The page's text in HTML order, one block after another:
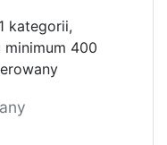
kategorii,
400